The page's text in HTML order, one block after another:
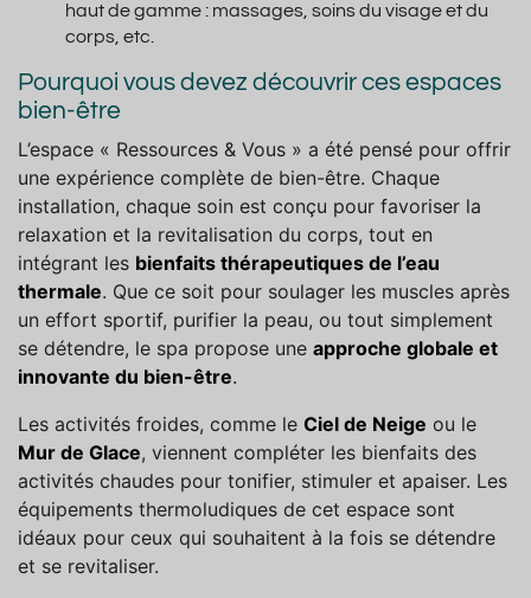
haut de gamme : massages, soins du visage et du
corps, etc.
Pourquoi vous devez découvrir ces espaces
bien-être
L’espace « Ressources & Vous » a été pensé pour offrir
une expérience complète de bien-être. Chaque
installation, chaque soin est conçu pour favoriser la
relaxation et la revitalisation du corps, tout en
intégrant les bienfaits thérapeutiques de l’eau
thermale. Que ce soit pour soulager les muscles après
un effort sportif, purifier la peau, ou tout simplement
se détendre, le spa propose une approche globale et
innovante du bien-être.
Les activités froides, comme le Ciel de Neige ou le
Mur de Glace, viennent compléter les bienfaits des
activités chaudes pour tonifier, stimuler et apaiser. Les
équipements thermoludiques de cet espace sont
idéaux pour ceux qui souhaitent à la fois se détendre
et se revitaliser.